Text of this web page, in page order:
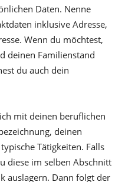
Daten. Nenne
inklusive Adresse,
Wenn du möchtest,
deinen Familienstand
du auch dein
mit deinen beruflichen
deinen
Tätigkeiten. Falls
diese im selben Abschnitt
auslagern. Dann folgt der